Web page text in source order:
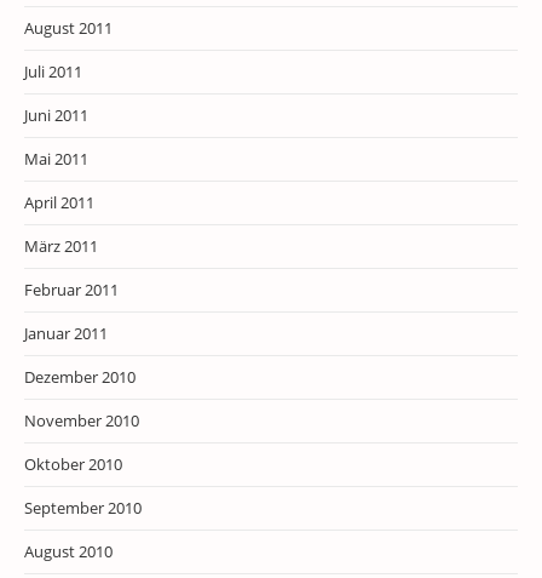
August 2011
Juli 2011
Juni 2011
Mai 2011
April 2011
März 2011
Februar 2011
Januar 2011
Dezember 2010
November 2010
Oktober 2010
September 2010
August 2010